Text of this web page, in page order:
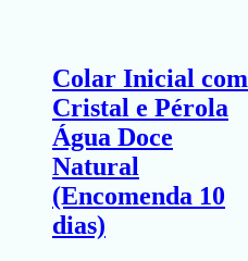
Colar Inicial com
Cristal e Pérola
Água Doce
Natural
(Encomenda 10
dias)